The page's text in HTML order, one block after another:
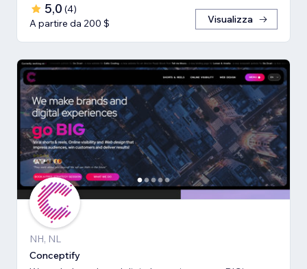
5,0 (4)
A partire da 200 $
Visualizza
NH, NL
Conceptify